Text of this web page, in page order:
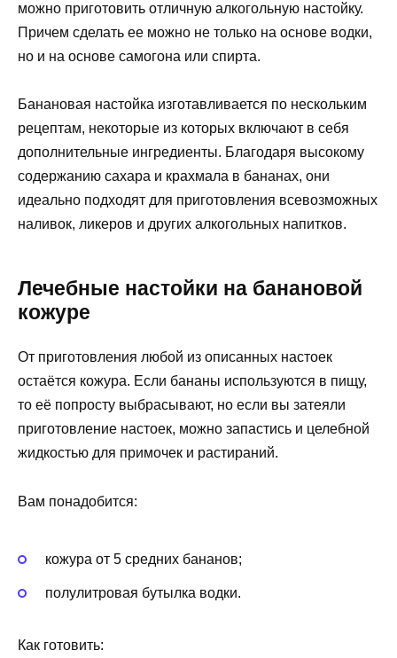
можно приготовить отличную алкогольную настойку.
Причем сделать ее можно не только на основе водки,
но и на основе самогона или спирта.
Банановая настойка изготавливается по нескольким
рецептам, некоторые из которых включают в себя
дополнительные ингредиенты. Благодаря высокому
содержанию сахара и крахмала в бананах, они
идеально подходят для приготовления всевозможных
наливок, ликеров и других алкогольных напитков.
Лечебные настойки на банановой
кожуре
От приготовления любой из описанных настоек
остаётся кожура. Если бананы используются в пищу,
то её попросту выбрасывают, но если вы затеяли
приготовление настоек, можно запастись и целебной
жидкостью для примочек и растираний.
Вам понадобится:
кожура от 5 средних бананов;
полулитровая бутылка водки.
Как готовить: